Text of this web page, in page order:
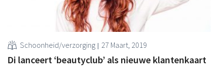
Schoonheid/verzorging 27 Maart, 2019
Di lanceert ‘beautyclub’ als nieuwe klantenkaart